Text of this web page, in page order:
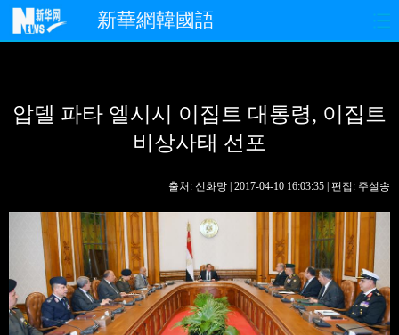
新華網韓國語
경제 사회 포토
핫 TV
생생 중국어
압델 파타 엘시시 이집트 대통령, 이집트
비상사태 선포
출처: 신화망 | 2017-04-10 16:03:35 | 편집: 주설송